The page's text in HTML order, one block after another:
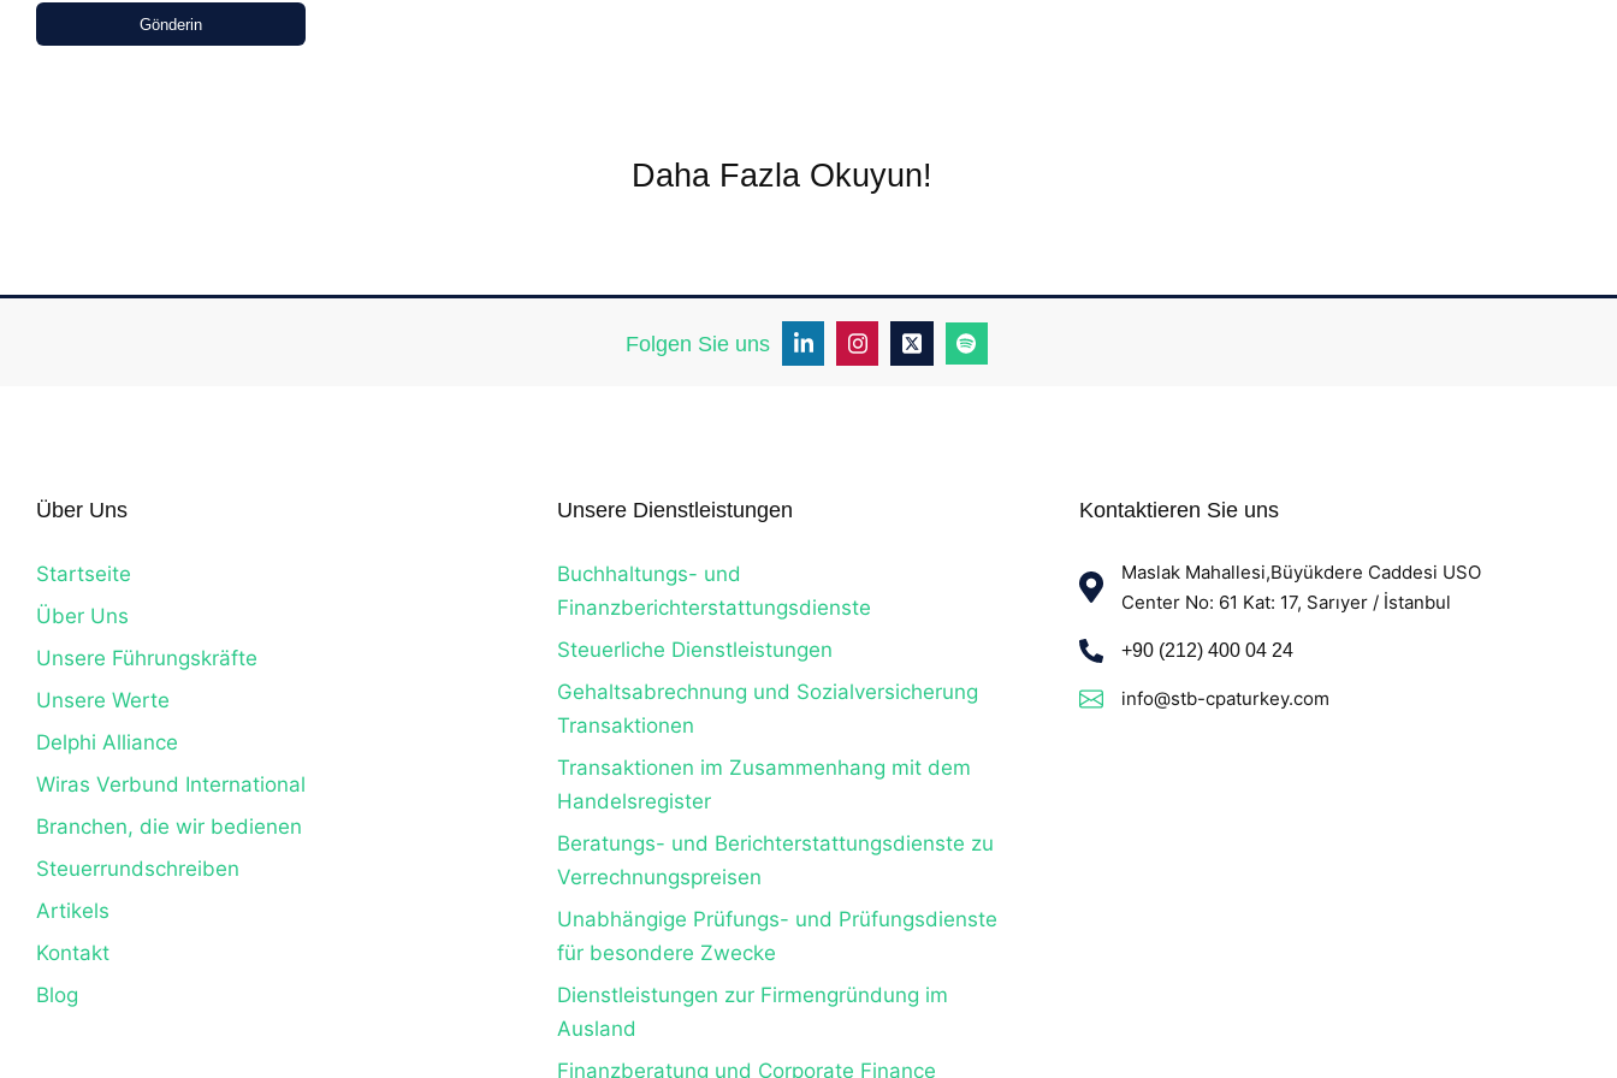
Gönderin
Daha Fazla Okuyun!
Folgen Sie uns
Über Uns
Startseite
Über Uns
Unsere Führungskräfte
Unsere Werte
Delphi Alliance
Wiras Verbund International
Branchen, die wir bedienen
Steuerrundschreiben
Artikels
Kontakt
Blog
Unsere Dienstleistungen
Buchhaltungs- und
Finanzberichterstattungsdienste
Steuerliche Dienstleistungen
Gehaltsabrechnung und Sozialversicherung
Transaktionen
Transaktionen im Zusammenhang mit dem
Handelsregister
Beratungs- und Berichterstattungsdienste zu
Verrechnungspreisen
Unabhängige Prüfungs- und Prüfungsdienste
für besondere Zwecke
Dienstleistungen zur Firmengründung im
Ausland
Finanzberatung und Corporate Finance
Kontaktieren Sie uns
Maslak Mahallesi,Büyükdere Caddesi USO
Center No: 61 Kat: 17, Sarıyer / İstanbul
+90 (212) 400 04 24
info@stb-cpaturkey.com